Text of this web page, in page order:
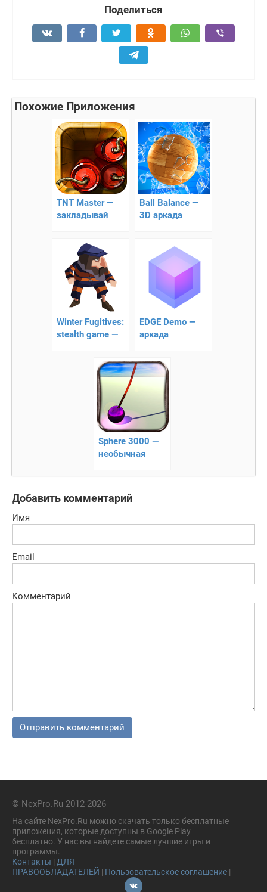
Поделиться
Похожие Приложения
TNT Master —
закладывай
Ball Balance —
3D аркада
Winter Fugitives:
stealth game —
EDGE Demo —
аркада
Sphere 3000 —
необычная
Добавить комментарий
Имя
Email
Комментарий
© NexPro.Ru 2012-2026
На сайте NexPro.Ru можно скачать только бесплатные
приложения, которые доступны в Google Play
бесплатно. У нас вы найдете самые лучшие игры и
программы.
Контакты | ДЛЯ
ПРАВООБЛАДАТЕЛЕЙ | Пользовательское соглашение |